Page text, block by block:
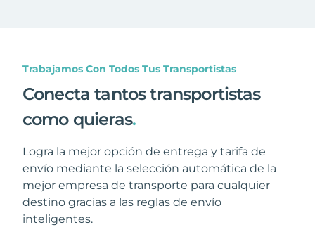
Trabajamos Con Todos Tus Transportistas
Conecta tantos transportistas
como quieras.
Logra la mejor opción de entrega y tarifa de
envío mediante la selección automática de la
mejor empresa de transporte para cualquier
destino gracias a las reglas de envío
inteligentes.